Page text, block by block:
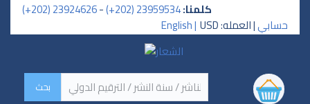
كلمنا:23959534 (202+)
-
23924626 (202+)
حسابي| العمله: USD English |
‏اسم الكتاب / اسم الناشر /
سنة النشر / الترقيم الدولي ‏